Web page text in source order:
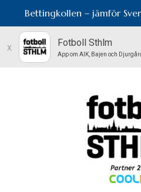
Bettingkollen – jämför
x Fotboll Sthlm
App om AIK, Bajen och